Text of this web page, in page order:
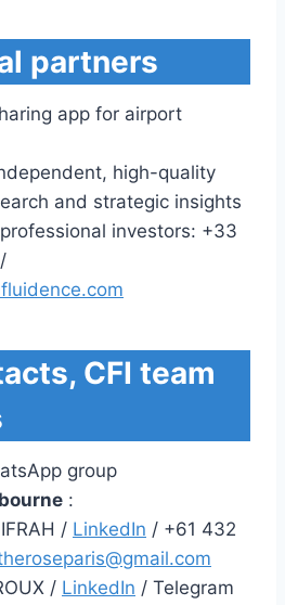
partners
app for airport
high-quality
and strategic insights
investors: +33
CFI team
group
:
/ LinkedIn / +61 432
/ LinkedIn / Telegram